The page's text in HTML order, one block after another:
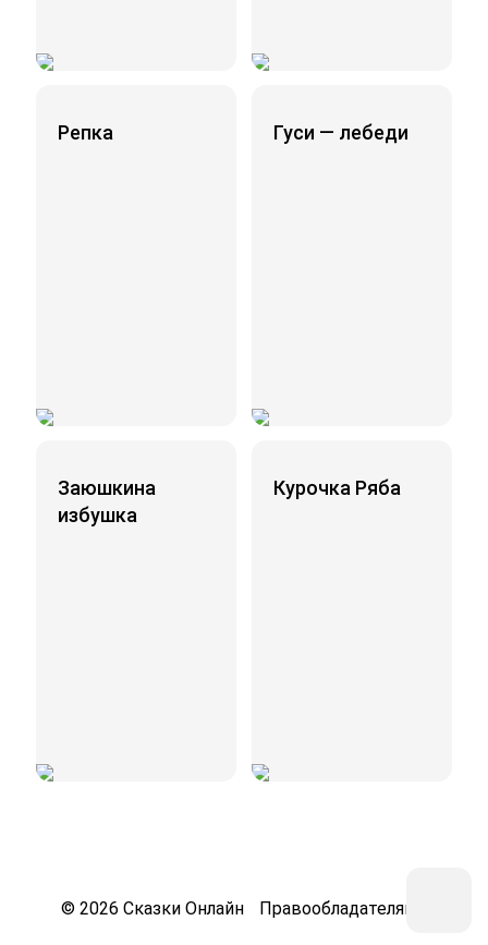
Репка Гуси — лебеди
Заюшкина
избушка
Курочка Ряба
© 2026 Сказки Онлайн Правообладателям